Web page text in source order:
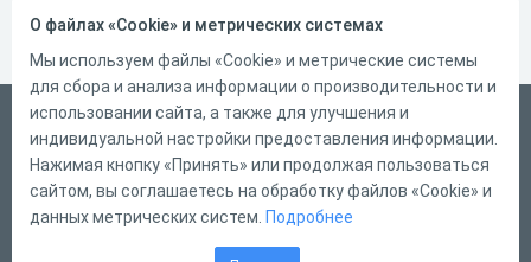
Русский
Справка
Форма обратной связи
О файлах «Cookie» и метрических системах
Мы используем файлы «Cookie» и метрические системы
для сбора и анализа информации о производительности и
использовании сайта, а также для улучшения и
индивидуальной настройки предоставления информации.
Нажимая кнопку «Принять» или продолжая пользоваться
сайтом, вы соглашаетесь на обработку файлов «Cookie» и
данных метрических систем. Подробнее